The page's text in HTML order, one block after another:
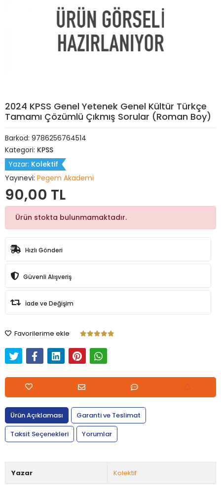
2024 KPSS Genel Yetenek Genel Kültür Türkçe
Tamamı Çözümlü Çıkmış Sorular (Roman Boy)
Barkod: 9786256764514
Kategori: KPSS
Yazar: Kolektif
Yayınevi: Pegem Akademi
90,00 TL
Ürün stokta bulunmamaktadır.
Hızlı Gönderi
Güvenli Alışveriş
İade ve Değişim
Favorilerime ekle
Ürün Açıklaması
Garanti ve Teslimat
Taksit Seçenekleri
Yorumlar
Yazar Kolektif